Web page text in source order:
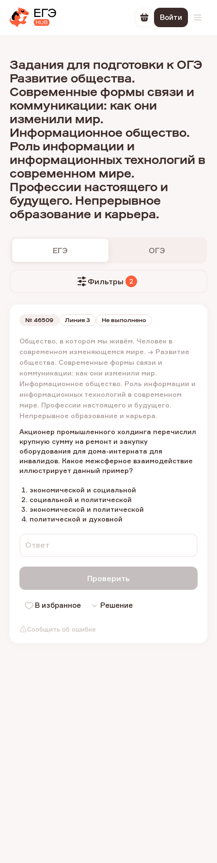
Перейти в
Войти
Задания для подготовки к ОГЭ
Развитие общества.
Современные формы связи и
коммуникации: как они
изменили мир.
Информационное общество.
Роль информации и
информационных технологий в
современном мире.
Профессии настоящего и
будущего. Непрерывное
образование и карьера.
ЕГЭ ОГЭ
Фильтры 2
№ 46509 Линия 3 Не выполнено
Сообщить об ошибке
Общество, в котором мы живём. Человек в
современном изменяющемся мире. → Развитие
общества. Современные формы связи и
коммуникации: как они изменили мир.
Информационное общество. Роль информации и
информационных технологий в современном
мире. Профессии настоящего и будущего.
Непрерывное образование и карьера.
Акционер промышленного холдинга перечислил
крупную сумму на ремонт и закупку
оборудования для дома-интерната для
инвалидов. Какое межсферное взаимодействие
иллюстрирует данный пример?
экономической и социальной
социальной и политической
экономической и политической
политической и духовной
Ответ
Проверить
В избранное Решение